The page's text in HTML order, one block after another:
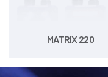
MATRIX 220